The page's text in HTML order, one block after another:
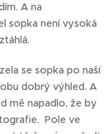
A na
sopka není vysoká
se sopka po naší
dobrý výhled. A
mě napadlo, že by
Pole ve